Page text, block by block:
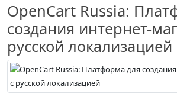
OpenCart Russia:
создания интернет-
русской локализацией